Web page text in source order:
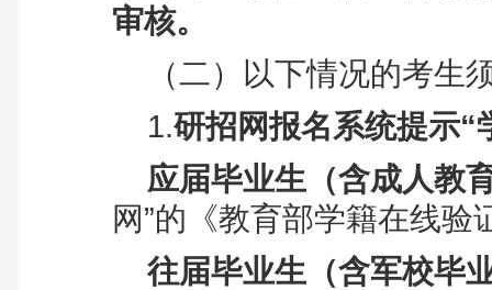
审核。
（二）
以下情况的考生
1.研招网报名系统提示“
应届毕业生 （含成人教
网”的《教育部学籍在线验
往届毕业生（含军校毕